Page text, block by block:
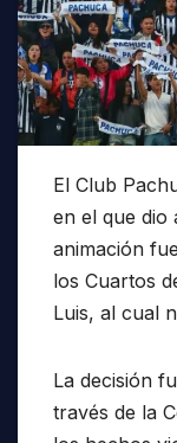
El Club
en el que dio
animación
los Cuartos
Luis, al cual
La decisión
través de la